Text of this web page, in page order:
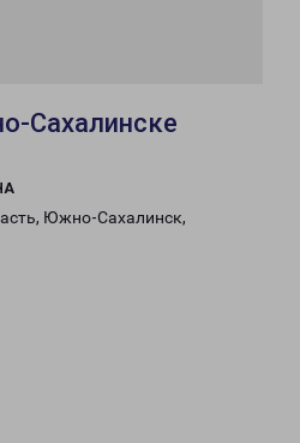
Сахалинске
Южно-Сахалинск,